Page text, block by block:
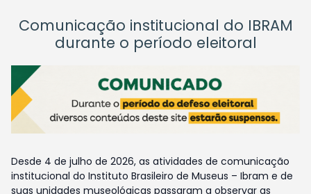
Comunicação institucional do IBRAM
durante o período eleitoral
Desde 4 de julho de 2026, as atividades de comunicação
institucional do Instituto Brasileiro de Museus – Ibram e de
suas unidades museológicas passaram a observar as